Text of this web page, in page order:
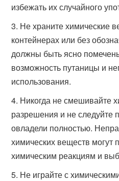
избежать их случайного
Не храните химические
контейнерах или без
должны быть ясно
возможность путаницы и
использования.
Никогда не смешивайте
разрешения и не следуйте
овладели полностью.
химических веществ могут
химическим реакциям и
Не играйте с